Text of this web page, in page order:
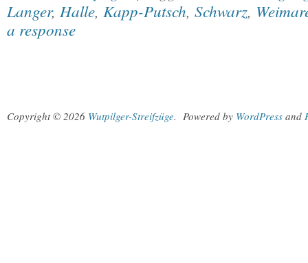
Langer, Halle, Kapp-Putsch, Schwarz,
a response
Copyright © 2026 Wutpilger-Streifzüge. Powered by WordPress and